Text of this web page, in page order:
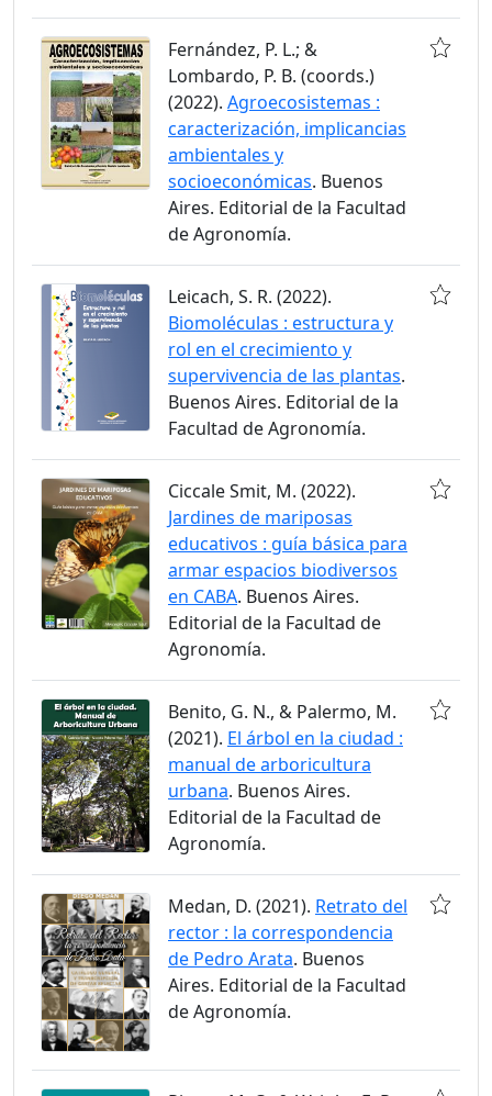
Fernández, P. L.; &
Lombardo, P. B. (coords.)
(2022). Agroecosistemas :
caracterización, implicancias
ambientales y
socioeconómicas. Buenos
Aires. Editorial de la Facultad
de Agronomía.
Leicach, S. R. (2022).
Biomoléculas : estructura y
rol en el crecimiento y
supervivencia de las plantas.
Buenos Aires. Editorial de la
Facultad de Agronomía.
Ciccale Smit, M. (2022).
Jardines de mariposas
educativos : guía básica para
armar espacios biodiversos
en CABA. Buenos Aires.
Editorial de la Facultad de
Agronomía.
Benito, G. N., & Palermo, M.
(2021). El árbol en la ciudad :
manual de arboricultura
urbana. Buenos Aires.
Editorial de la Facultad de
Agronomía.
Medan, D. (2021). Retrato del
rector : la correspondencia
de Pedro Arata. Buenos
Aires. Editorial de la Facultad
de Agronomía.